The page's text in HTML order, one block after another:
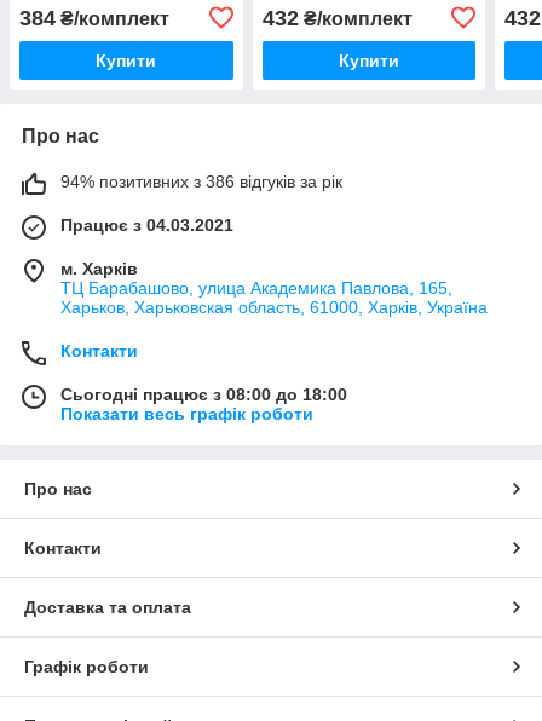
384 ₴/комплект
Купити
432₴/комплект
Купити
432
Про нас
94% позитивних з 386 відгуків за рік
Працює з 04.03.2021
м. Харків
ТЦ Барабашово, улица Академика Павлова, 165,
Харьков, Харьковская область, 61000, Харків, Україна
Контакти
Сьогодні працює з 08:00 до 18:00
Показати весь графік роботи
Про нас
Контакти
Доставка та оплата
Графік роботи